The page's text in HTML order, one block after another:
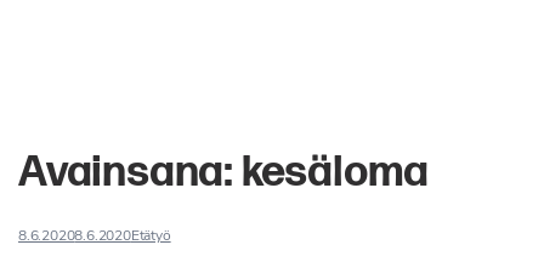
Avainsana: kesäloma
8.6.20208.6.2020Etätyö